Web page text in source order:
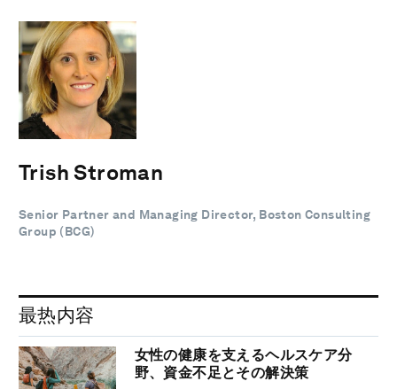
Trish Stroman
Senior Partner and Managing Director, Boston Consulting
Group (BCG)
最热内容
女性の健康を支えるヘルスケア分
野、資金不足とその解決策